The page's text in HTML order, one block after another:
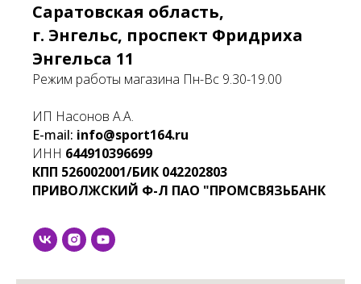
Саратовская область,
г. Энгельс, проспект Фридриха
Энгельса 11
Режим работы магазина Пн-Вс 9.30-19.00
ИП Насонов А.А.
E-mail: info@sport164.ru
ИНН 644910396699
КПП 526002001/БИК 042202803
ПРИВОЛЖСКИЙ Ф-Л ПАО "ПРОМСВЯЗЬБАНК